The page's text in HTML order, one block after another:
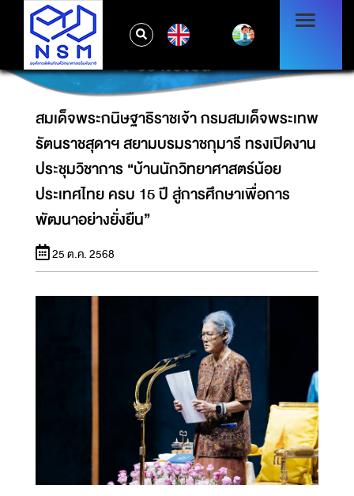
รัตนราชสุดาฯ สยามบรมราชกุมารี ทรงเปิดงาน
ประชุมวิชาการ “บ้านนักวิทยาศาสตร์น้อย
ประเทศไทย ครบ 15 ปี สู่การศึกษาเพื่อการพัฒนา
อย่างยั่งยืน”
สมเด็จพระกนิษฐาธิราชเจ้า กรมสมเด็จพระเทพ
รัตนราชสุดาฯ สยามบรมราชกุมารี ทรงเปิดงาน
ประชุมวิชาการ “บ้านนักวิทยาศาสตร์น้อย
ประเทศไทย ครบ 15 ปี สู่การศึกษาเพื่อการ
พัฒนาอย่างยั่งยืน”
25 ต.ค. 2568